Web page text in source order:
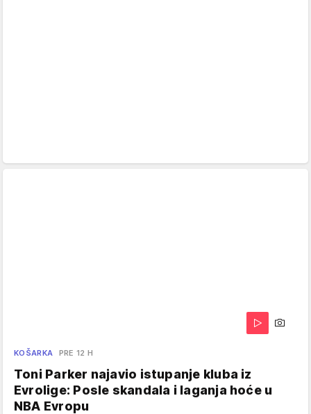
KOŠARKA PRE 12 H
Toni Parker najavio istupanje kluba iz
Evrolige: Posle skandala i laganja hoće u
NBA Evropu